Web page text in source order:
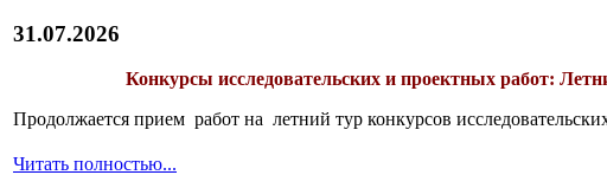
31.07.2026
Конкурсы исследовательских и проектных работ:
Продолжается прием работ на летний тур конкурсов
Читать полностью...